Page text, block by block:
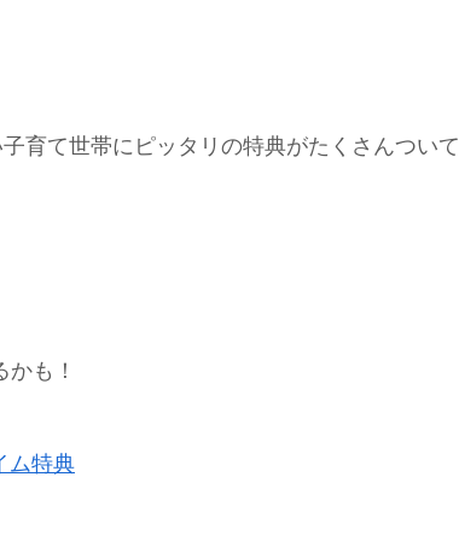
育て世帯にピッタリの特典がたくさんついて
も！
ム特典